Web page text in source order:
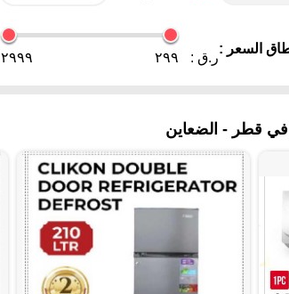
السعر :
ر.ق : ٢٩٩ ٢٩٩٩
في قطر - الضعاين